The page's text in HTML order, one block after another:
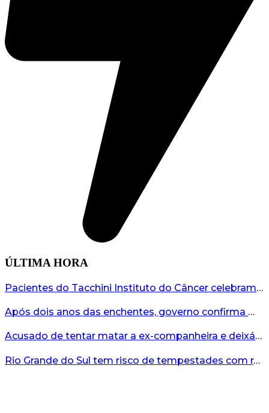
ÚLTIMA HORA
Pacientes do Tacchini Instituto do Câncer celebram Dia dos Pais com cuidado e relaxamento...
Após dois anos das enchentes, governo confirma mais de R$19 milhões para nova ponte no Vale do Taquari...
Acusado de tentar matar a ex-companheira e deixá-la paraplégica é condenado na Serra Gaúcha...
Rio Grande do Sul tem risco de tempestades com rajadas de ventos nos próximos dias...